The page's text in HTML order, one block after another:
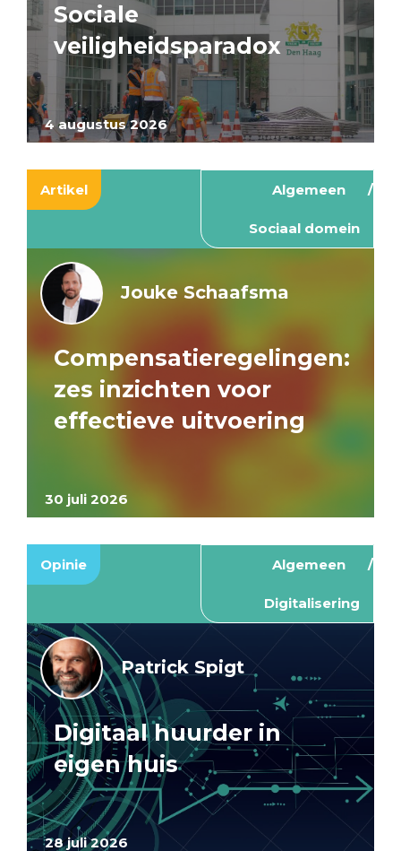
4 augustus 2026
Sociale
veiligheidsparadox
Artikel Algemeen
Sociaal domein
30 juli 2026
Jouke Schaafsma
Compensatieregelingen:
zes inzichten voor
effectieve uitvoering
Opinie Algemeen
Digitalisering
28 juli 2026
Patrick Spigt
Digitaal huurder in
eigen huis